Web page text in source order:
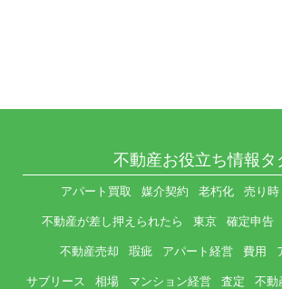
不動産お役立ち情報タ
アパート買取 媒介契約 老朽化 売り時
不動産が差し押えられたら 東京 確定申告
不動産売却 瑕疵 アパート経営 費用
サブリース 相場 マンション経営 査定 不動